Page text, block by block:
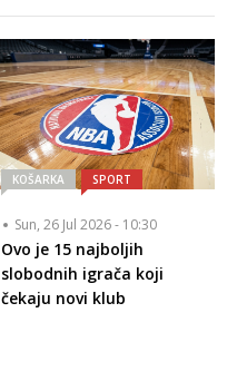
KOŠARKA SPORT
Sun, 26 Jul 2026 - 10:30
Ovo je 15 najboljih
slobodnih igrača koji
čekaju novi klub